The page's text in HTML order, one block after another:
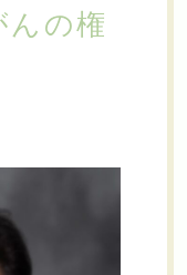
の権